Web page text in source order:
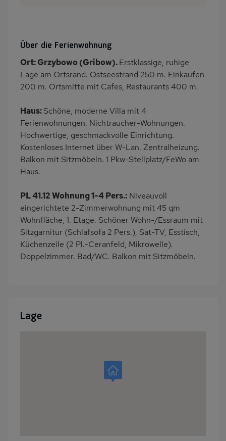
PKW-Parkplatz
Eingezäuntes
Grundstück
Herd (2 Platten)
Kühlschrank
Mikrowelle
Ruhige Lage
Babybett
Kinderhochstuhl
Nichtraucher
Haustiere/Hund
Strandnah
Über die Ferienwohnung
Ort: Grzybowo (Gribow).Erstklassige, ruhige
Lage am Ortsrand. Ostseestrand 250 m. Einkaufen
200 m. Ortsmitte mit Cafes, Restaurants 400 m.
Haus:Schöne, moderne Villa mit 4
Ferienwohnungen. Nichtraucher-Wohnungen.
Hochwertige, geschmackvolle Einrichtung.
Kostenloses Internet über W-Lan. Zentralheizung.
Balkon mit Sitzmöbeln. 1 Pkw-Stellplatz/FeWo am
Haus.
PL 41.12 Wohnung 1-4 Pers.: Niveauvoll
eingerichtete 2-Zimmerwohnung mit 45 qm
Wohnfläche, 1. Etage. Schöner Wohn-/Essraum mit
Sitzgarnitur (Schlafsofa 2 Pers.), Sat-TV, Esstisch,
Küchenzeile (2 Pl.-Ceranfeld, Mikrowelle).
Doppelzimmer. Bad/WC. Balkon mit Sitzmöbeln.
Lage